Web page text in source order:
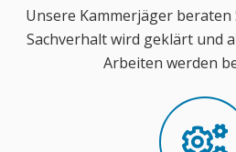
Unsere Kammerjäger
Sachverhalt wird geklärt und
Arbeiten werden